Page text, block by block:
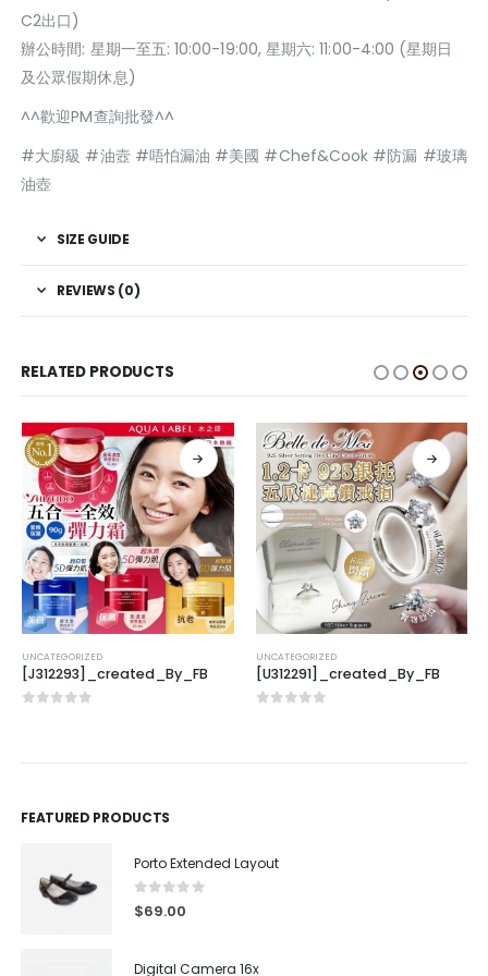
C2出口)
辦公時間: 星期一至五: 10:00-19:00, 星期六: 11:00-4:00 (星期日
及公眾假期休息)
^^歡迎PM查詢批發^^
#大廚級 #油壼 #唔怕漏油 #美國 #Chef&Cook #防漏 #玻璃
油壺
SIZE GUIDE
REVIEWS (0)
RELATED PRODUCTS
UNCATEGORIZED
[J312293]_created_By_FB
UNCATEGORIZED
[U312291]_created_By_FB
FEATURED PRODUCTS
Porto Extended Layout
0 out of 5
$69.00
Digital Camera 16x